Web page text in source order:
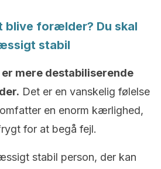
blive forælder? Du skal
stabil
mere destabiliserende
Det er en vanskelig følelse
en enorm kærlighed,
for at begå fejl.
stabil person, der kan